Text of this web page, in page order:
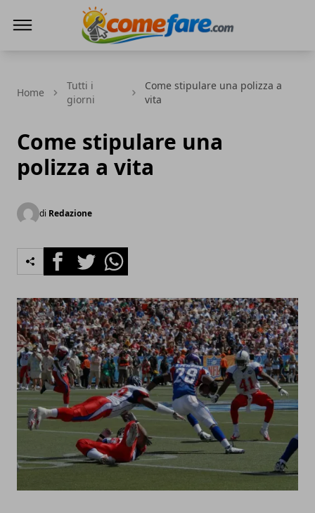
Home
Tutti i
giorni
Come stipulare una polizza a
vita
Come stipulare una
polizza a vita
di Redazione
FacebookTwitterWhatsapp